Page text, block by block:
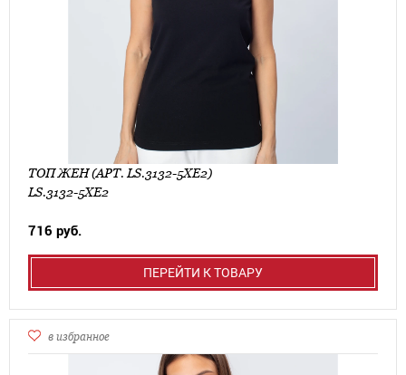
ТОП ЖЕН (АРТ. LS.3132-5XE2)
LS.3132-5XE2
716 руб.
ПЕРЕЙТИ К ТОВАРУ
в избранное